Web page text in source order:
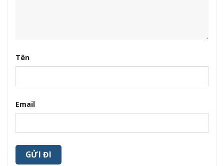
Tên
Email